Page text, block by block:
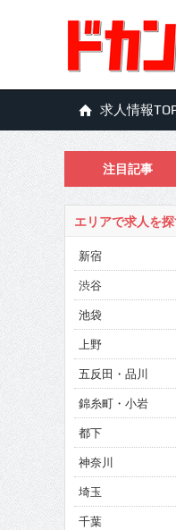
求人情報
注目記事
エリアで求人を
新宿
渋谷
池袋
上野
五反田・品川
錦糸町・小岩
都下
神奈川
埼玉
千葉